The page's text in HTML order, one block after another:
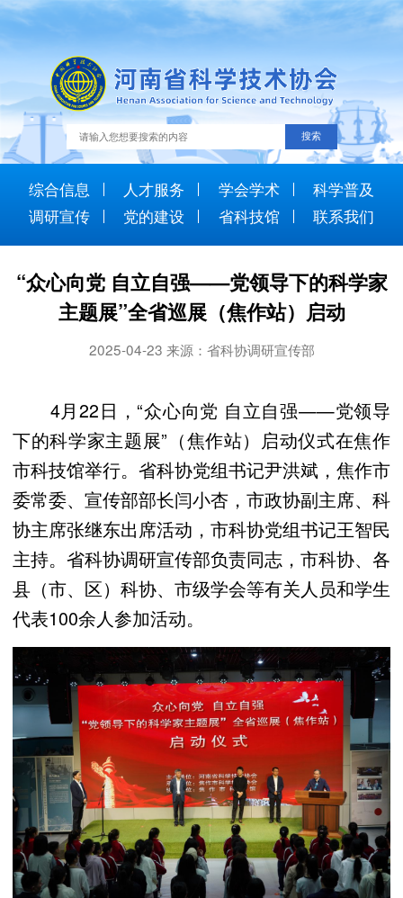
综合信息 人才服务 学会学术
科学普及
调研宣传
党的建设 省科技馆 联系我们
“众心向党 自立自强——党领导下的科学家
主题展”全省巡展（焦作站）启动
2025-04-23 来源：省科协调研宣传部
4月22日，“众心向党 自立自强——党领导
下的科学家主题展”（焦作站）启动仪式在焦作
市科技馆举行。省科协党组书记尹洪斌，焦作市
委常委、宣传部部长闫小杏，市政协副主席、科
协主席张继东出席活动，市科协党组书记王智民
主持。省科协调研宣传部负责同志，市科协、各
县（市、区）科协、市级学会等有关人员和学生
代表100余人参加活动。